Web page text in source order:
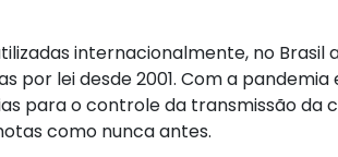
internacionalmente, no Brasil
por lei desde 2001. Com a pandemia
para o controle da transmissão da
como nunca antes.